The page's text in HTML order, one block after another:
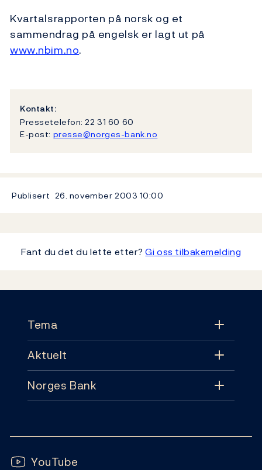
Kvartalsrapporten på norsk og et
sammendrag på engelsk er lagt ut på
www.nbim.no.
Kontakt:
Pressetelefon: 22 31 60 60
E-post: presse@norges-bank.no
Publisert 26. november 2003 10:00
Fant du det du lette etter?Gi oss tilbakemelding
Tema
Tema
Pengepolitikk
Aktuelt
Aktuelt
Publikasjoner
Norges Bank
Abonnement
Følg oss:
YouTube